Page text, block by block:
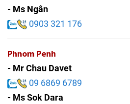
- Ms Ngân
0903 321 176
Phnom Penh
- Mr Chau Davet
09 6869 6789
- Ms Sok Dara